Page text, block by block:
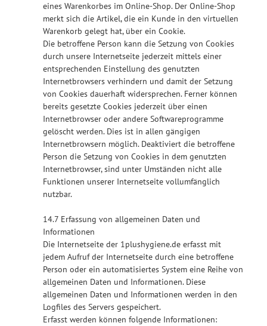
eines Warenkorbes im Online-Shop. Der Online-Shop
merkt sich die Artikel, die ein Kunde in den virtuellen
Warenkorb gelegt hat, über ein Cookie.
Die betroffene Person kann die Setzung von Cookies
durch unsere Internetseite jederzeit mittels einer
entsprechenden Einstellung des genutzten
Internetbrowsers verhindern und damit der Setzung
von Cookies dauerhaft widersprechen. Ferner können
bereits gesetzte Cookies jederzeit über einen
Internetbrowser oder andere Softwareprogramme
gelöscht werden. Dies ist in allen gängigen
Internetbrowsern möglich. Deaktiviert die betroffene
Person die Setzung von Cookies in dem genutzten
Internetbrowser, sind unter Umständen nicht alle
Funktionen unserer Internetseite vollumfänglich
nutzbar.
14.7 Erfassung von allgemeinen Daten und
Informationen
Die Internetseite der 1plushygiene.de erfasst mit
jedem Aufruf der Internetseite durch eine betroffene
Person oder ein automatisiertes System eine Reihe von
allgemeinen Daten und Informationen. Diese
allgemeinen Daten und Informationen werden in den
Logfiles des Servers gespeichert.
Erfasst werden können folgende Informationen: